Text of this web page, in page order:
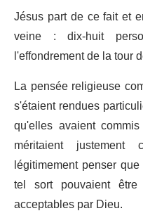
Jésus part de ce fait et
veine : dix-huit
l'effondrement de la tour
La pensée religieuse
s'étaient rendues
qu'elles avaient
méritaient
légitimement penser
tel sort pouvaient
acceptables par Dieu.